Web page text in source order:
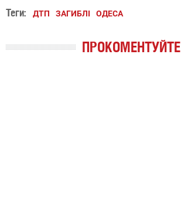
Теги: ДТП ЗАГИБЛІ ОДЕСА
ПРОКОМЕНТУЙТЕ